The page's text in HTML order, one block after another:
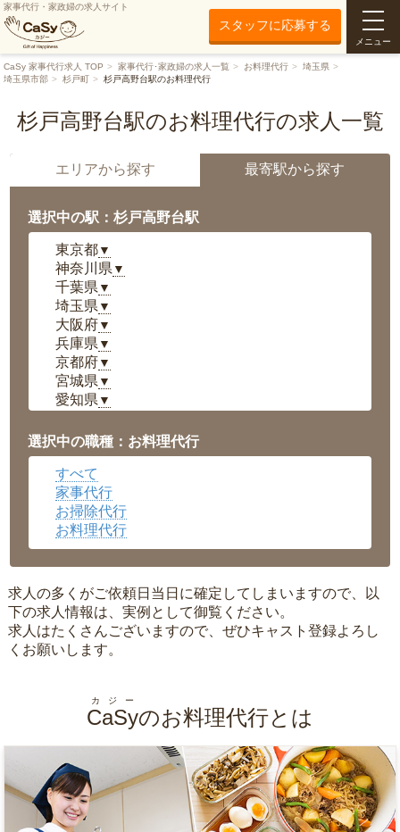
家事代行・家政婦の求人サイト
スタッフに応募する
メニュー
CaSy 家事代行求人 TOP 家事代行･家政婦の求人一覧 お料理代行
埼玉県
埼玉県市部
杉戸町 杉戸高野台駅のお料理代行
杉戸高野台駅のお料理代行の求人一覧
エリアから探す 最寄駅から探す
選択中の駅：杉戸高野台駅
東京都▼
神奈川県 ▼
千葉県 ▼
埼玉県 ▼
大阪府▼
兵庫県 ▼
京都府▼
宮城県 ▼
愛知県 ▼
岡山県▼
広島県▼
沖縄県
選択中の職種：お料理代行
すべて
家事代行
お掃除代行
お料理代行
求人の多くがご依頼日当日に確定してしまいますので、以
下の求人情報は、実例として御覧ください。
求人はたくさんございますので、ぜひキャスト登録よろし
くお願いします。
CaSy
カジー
のお料理代行とは